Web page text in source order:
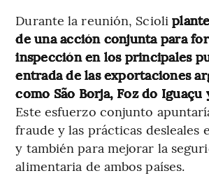
Durante la reunión, Scioli
de una acción conjunta para
inspección en los principales
entrada de las exportaciones
como São Borja, Foz do
Este esfuerzo conjunto
fraude y las prácticas desleales
y también para mejorar la
alimentaria de ambos países.